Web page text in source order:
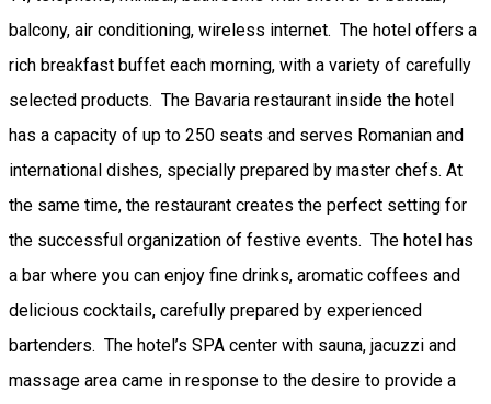
balcony, air conditioning, wireless internet. The hotel offers a
rich breakfast buffet each morning, with a variety of carefully
selected products. The Bavaria restaurant inside the hotel
has a capacity of up to 250 seats and serves Romanian and
international dishes, specially prepared by master chefs. At
the same time, the restaurant creates the perfect setting for
the successful organization of festive events. The hotel has
a bar where you can enjoy fine drinks, aromatic coffees and
delicious cocktails, carefully prepared by experienced
bartenders. The hotel’s SPA center with sauna, jacuzzi and
massage area came in response to the desire to provide a